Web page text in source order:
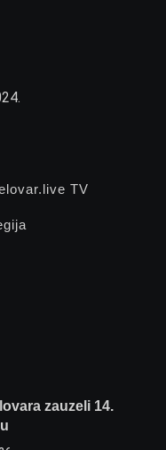
TV
zauzeli 14.